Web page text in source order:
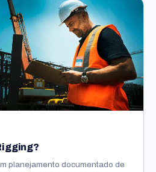
planejamento documentado de